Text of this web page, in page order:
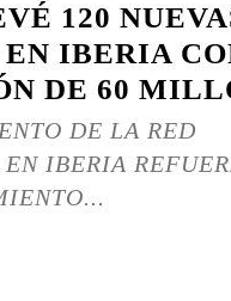
120
IBERIA
DE 60
DE LA RED
IBERIA